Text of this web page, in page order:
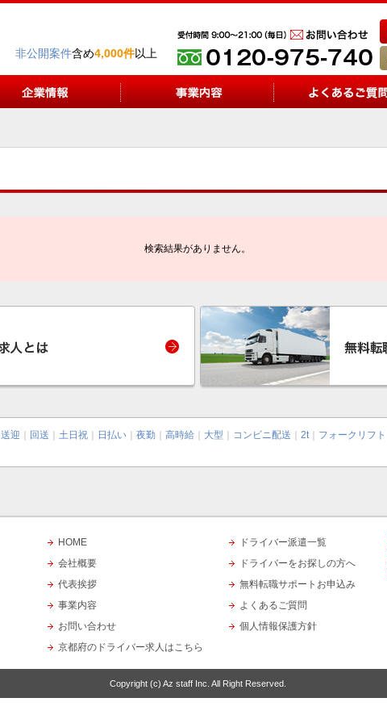
非公開案件含め4,000件以上
検索結果がありません。
送迎 回送 土日祝 日払い 夜勤 高時給 大型 コンビニ配送 2t｜ フォークリフト
HOME
会社概要
代表挨拶
事業内容
お問い合わせ
京都府のドライバー求人はこちら
ドライバー派遣一覧
ドライバーをお探しの方へ
無料転職サポートお申込み
よくあるご質問
個人情報保護方針
Copyright (c) Az staff Inc. All Right Reserved.